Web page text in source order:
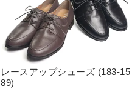
レースアップシューズ (183-15
89)